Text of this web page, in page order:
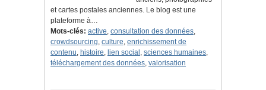
et cartes postales anciennes. Le blog est une
plateforme à…
Mots-clés: active, consultation des données,
crowdsourcing, culture, enrichissement de
contenu, histoire, lien social , sciences humaines,
téléchargement des données, valorisation